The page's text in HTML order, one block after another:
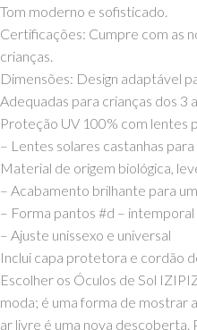
Tom moderno e sofisticado.
Certificações: Cumpre com as
crianças.
Dimensões: Design adaptável
Adequadas para crianças dos 3
Proteção UV 100% com lentes
– Lentes solares castanhas
Material de origem biológica,
– Acabamento brilhante para
– Forma pantos #d – intemporal
– Ajuste unissexo e universal
Inclui capa protetora e cordão
Escolher os Óculos de Sol
moda; é uma forma de mostrar
ar livre é uma nova